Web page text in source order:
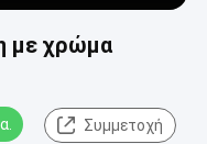
με χρώμα
Συμμετοχή